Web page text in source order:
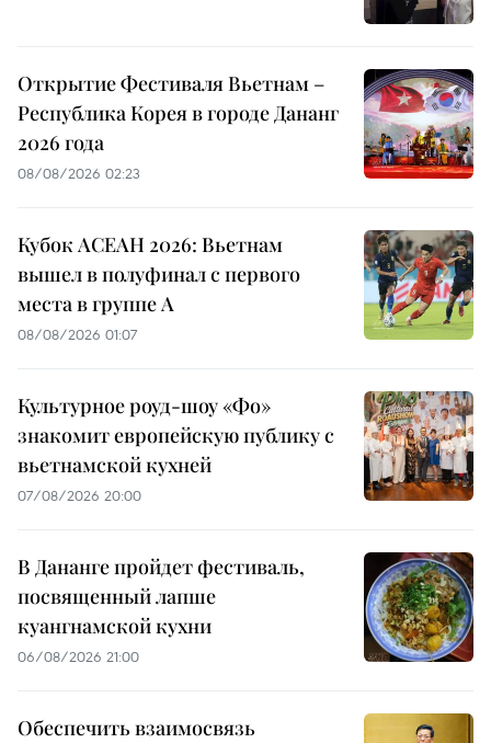
Открытие Фестиваля Вьетнам –
Республика Корея в городе Дананг
2026 года
08/08/2026 02:23
Кубок АСЕАН 2026: Вьетнам
вышел в полуфинал с первого
места в группе A
08/08/2026 01:07
Культурное роуд-шоу «Фо»
знакомит европейскую публику с
вьетнамской кухней
07/08/2026 20:00
В Дананге пройдет фестиваль,
посвященный лапше
куангнамской кухни
06/08/2026 21:00
Обеспечить взаимосвязь